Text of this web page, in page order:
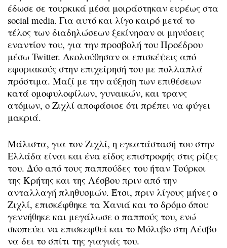
έδωσε σε τουρκικά μέσα μοιράστηκαν ευρέως στα
social media. Για αυτό και λίγο καιρό μετά το
τέλος των διαδηλώσεων ξεκίνησαν οι μηνύσεις
εναντίον του, για την προσβολή του Προέδρου
μέσω Twitter. Ακολούθησαν οι επισκέψεις από
εφοριακούς στην επιχείρησή του με πολλαπλά
πρόστιμα. Μαζί με την αύξηση των επιθέσεων
κατά ομοφυλοφίλων, γυναικών, και τρανς
ατόμων, ο Ζιχλί αποφάσισε ότι πρέπει να φύγει
μακριά.
Μάλιστα, για τον Ζιχλί, η εγκατάστασή του στην
Ελλάδα είναι και ένα είδος επιστροφής στις ρίζες
του. Δύο από τους παππούδες του ήταν Τούρκοι
της Κρήτης και της Λέσβου πριν από την
ανταλλαγή πληθυσμών. Έτσι, πριν λίγους μήνες ο
Ζιχλί, επισκέφθηκε τα Χανιά και το δρόμο όπου
γεννήθηκε και μεγάλωσε ο παππούς του, ενώ
σκοπεύει να επισκεφθεί και το Μόλυβο στη Λέσβο
να δει το σπίτι της γιαγιάς του.